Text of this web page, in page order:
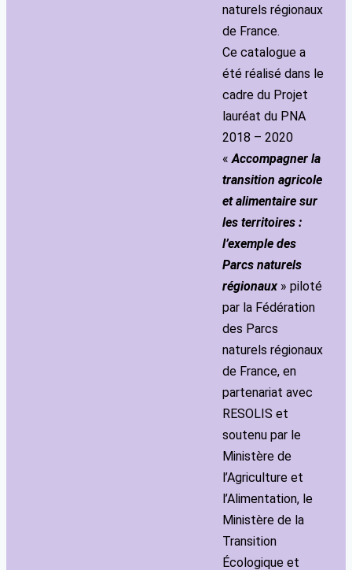
naturels régionaux
de France.
Ce catalogue a
été réalisé dans le
cadre du Projet
lauréat du PNA
2018 – 2020
«Accompagner la
transition agricole
et alimentaire sur
les territoires :
l’exemple des
Parcs naturels
régionaux » piloté
par la Fédération
des Parcs
naturels régionaux
de France, en
partenariat avec
RESOLIS et
soutenu par le
Ministère de
l’Agriculture et
l’Alimentation, le
Ministère de la
Transition
Écologique et